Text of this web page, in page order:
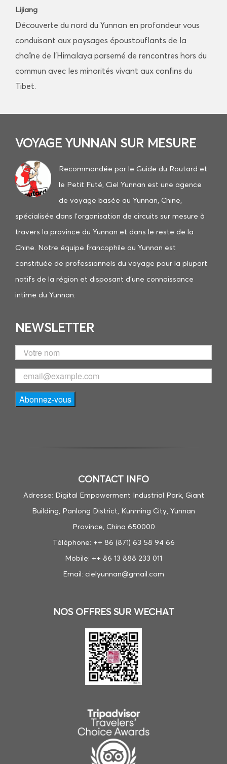
Lijiang
Découverte du nord du Yunnan en profondeur vous
conduisant aux paysages époustouflants de la
chaîne de l’Himalaya parsemé de rencontres hors du
commun avec les minorités vivant aux confins du
Tibet.
VOYAGE YUNNAN SUR MESURE
Recommandée par le Guide du Routard et
le Petit Futé , Ciel Yunnan est une agence
de voyage basée au Yunnan, Chine,
spécialisée dans l’organisation de circuits sur mesure à
travers la province du Yunnan et dans le reste de la
Chine. ​Notre équipe francophile au Yunnan est
constituée de professionnels du voyage pour la plupart
natifs de la région et disposant d’une connaissance
intime du Yunnan.
NEWSLETTER
CONTACT INFO
Adresse: Digital Empowerment Industrial Park, Giant
Building, Panlong District, Kunming City, Yunnan
Province, China 650000
Téléphone: ++ 86 (871) 63 58 94 66
Mobile: ++ 86 13 888 233 011
Email: cielyunnan@gmail.com
NOS OFFRES SUR WECHAT